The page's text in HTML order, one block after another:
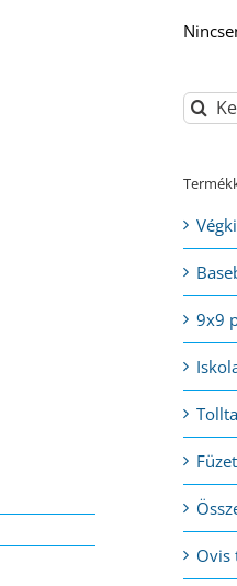
9x9
Füzet
Ovis